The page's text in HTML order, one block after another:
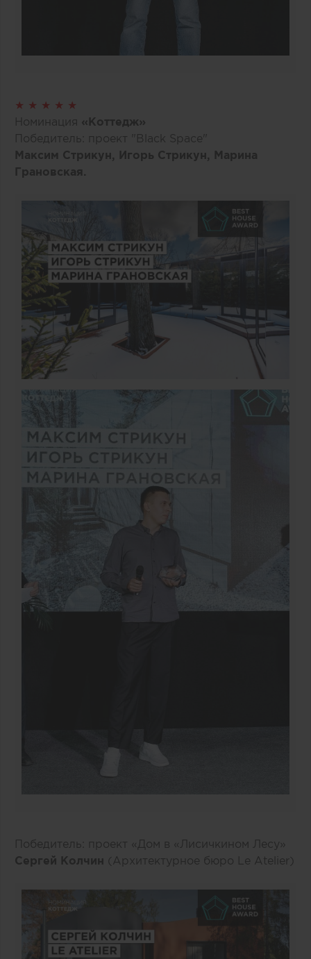
★ ★ ★ ★ ★
Номинация «Коттедж»
Победитель: проект "Black Space"
Максим Стрикун, Игорь Стрикун, Марина
Грановская.
Победитель: проект «Дом в «Лисичкином Лесу»
Сергей Колчин (Архитектурное бюро Le Atelier)